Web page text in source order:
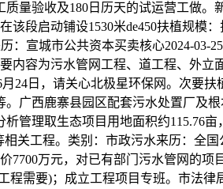
量验收及180日历天的试运营工做
段启动铺设1530米de450扶植规模
：宣城市公共资本买卖核心2024-
内容为污水管网工程、道工程、外
24日，请关心北极星环保网。次要
广西鹿寨县园区配套污水处置厂及
管理取生态项目用地面积约115.76
关工程。类别：市政污水来历：全
万元，对已有部门污水管网的
程需要)；成立工程项目专班。市法